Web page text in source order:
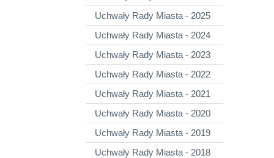
Uchwały Rady Miasta - 2025
Uchwały Rady Miasta - 2024
Uchwały Rady Miasta - 2023
Uchwały Rady Miasta - 2022
Uchwały Rady Miasta - 2021
Uchwały Rady Miasta - 2020
Uchwały Rady Miasta - 2019
Uchwały Rady Miasta - 2018